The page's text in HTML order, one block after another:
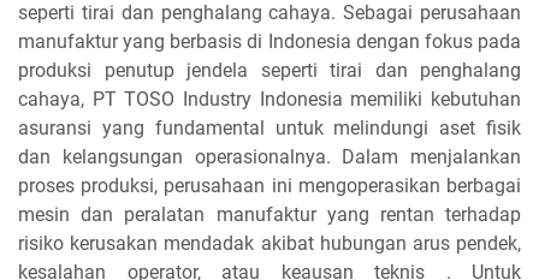
seperti tirai dan penghalang cahaya. Sebagai perusahaan
manufaktur yang berbasis di Indonesia dengan fokus pada
produksi penutup jendela seperti tirai dan penghalang
cahaya, PT TOSO Industry Indonesia memiliki kebutuhan
asuransi yang fundamental untuk melindungi aset fisik
dan kelangsungan operasionalnya. Dalam menjalankan
proses produksi, perusahaan ini mengoperasikan berbagai
mesin dan peralatan manufaktur yang rentan terhadap
risiko kerusakan mendadak akibat hubungan arus pendek,
kesalahan operator, atau keausan teknis . Untuk